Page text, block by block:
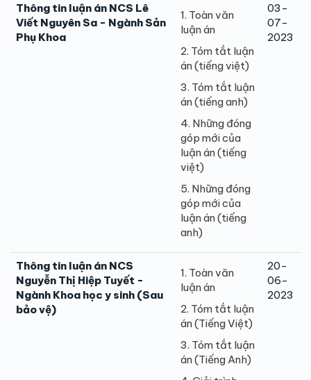
Thông tin luận án NCS Lê
Viết Nguyên Sa - Ngành Sản
Phụ Khoa
1. Toàn văn
luận án
2. Tóm tắt luận
án (tiếng việt)
3. Tóm tắt luận
án (tiếng anh)
4. Những đóng
góp mới của
luận án (tiếng
việt)
5. Những đóng
góp mới của
luận án (tiếng
anh)
03-
07-
2023
Thông tin luận án NCS
Nguyễn Thị Hiệp Tuyết -
Ngành Khoa học y sinh (Sau
bảo vệ)
1. Toàn văn
luận án
2. Tóm tắt luận
án (Tiếng Việt)
3. Tóm tắt luận
án (Tiếng Anh)
20-
06-
2023